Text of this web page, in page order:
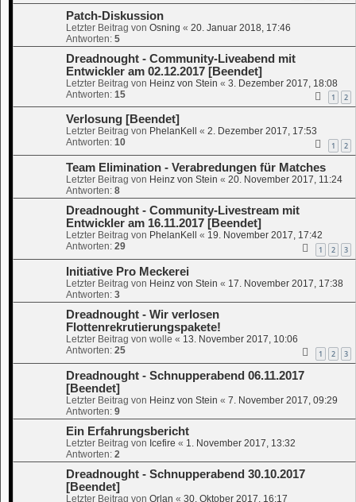
Patch-Diskussion
Letzter Beitrag von Osning « 20. Januar 2018, 17:46
Antworten: 5
Dreadnought - Community-Liveabend mit
Entwickler am 02.12.2017 [Beendet]
Letzter Beitrag von Heinz von Stein « 3. Dezember 2017, 18:08
Antworten: 15 1 2
Verlosung [Beendet]
Letzter Beitrag von PhelanKell « 2. Dezember 2017, 17:53
Antworten: 10 1 2
Team Elimination - Verabredungen für Matches
Letzter Beitrag von Heinz von Stein « 20. November 2017, 11:24
Antworten: 8
Dreadnought - Community-Livestream mit
Entwickler am 16.11.2017 [Beendet]
Letzter Beitrag von PhelanKell « 19. November 2017, 17:42
Antworten: 29 1 2 3
Initiative Pro Meckerei
Letzter Beitrag von Heinz von Stein « 17. November 2017, 17:38
Antworten: 3
Dreadnought - Wir verlosen
Flottenrekrutierungspakete!
Letzter Beitrag von wolle « 13. November 2017, 10:06
Antworten: 25 1 2 3
Dreadnought - Schnupperabend 06.11.2017
[Beendet]
Letzter Beitrag von Heinz von Stein « 7. November 2017, 09:29
Antworten: 9
Ein Erfahrungsbericht
Letzter Beitrag von Icefire « 1. November 2017, 13:32
Antworten: 2
Dreadnought - Schnupperabend 30.10.2017
[Beendet]
Letzter Beitrag von Orlan « 30. Oktober 2017, 16:17